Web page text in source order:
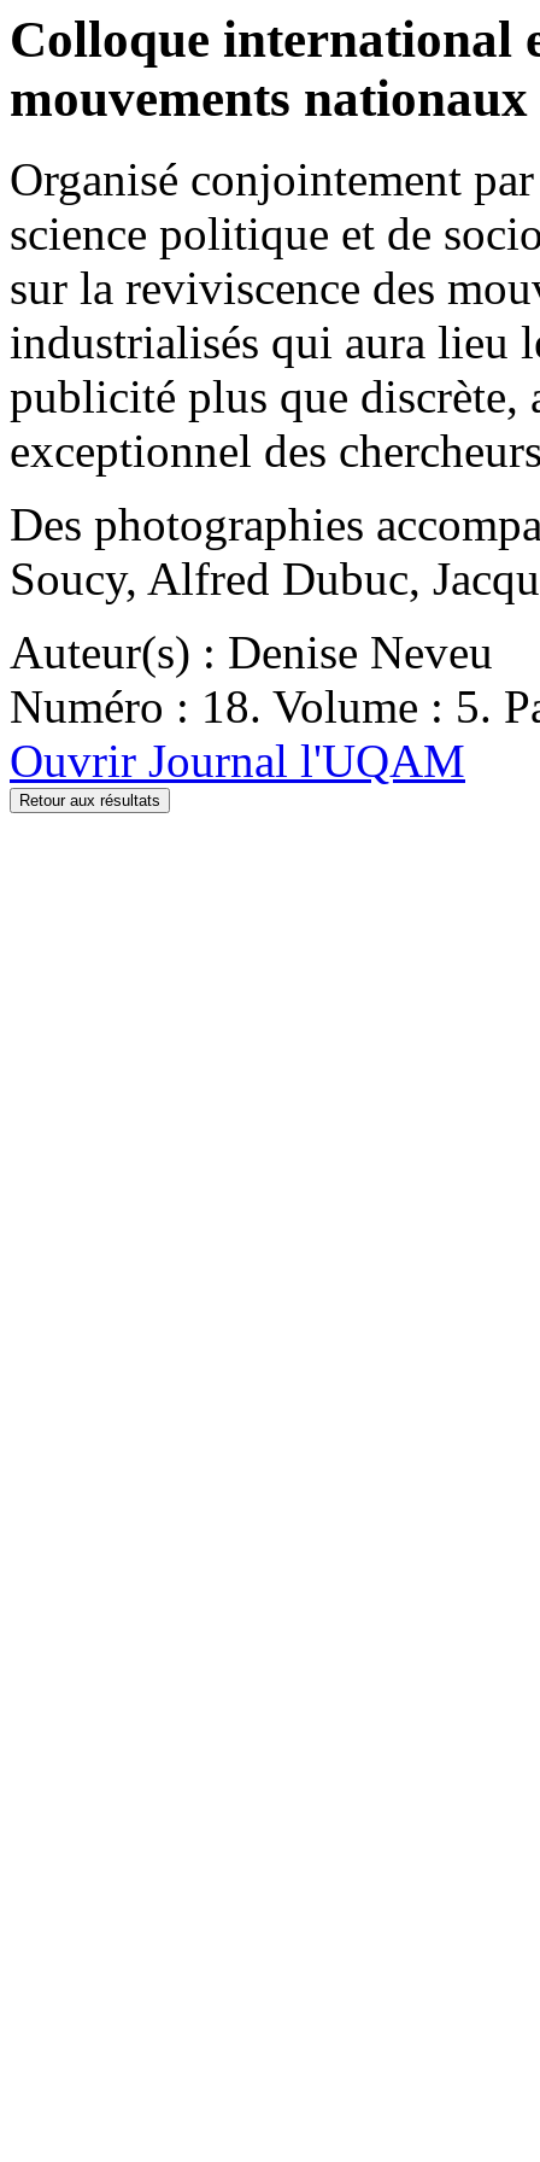
Colloque international
mouvements
Organisé conjointement
science politique et de
sur la reviviscence des
industrialisés qui aura lieu
publicité plus que discrète,
exceptionnel des
Des photographies
Soucy, Alfred Dubuc,
Auteur(s) : Denise Neveu
Numéro : 18. Volume : 5.
Ouvrir Journal l'UQAM
Retour aux résultats